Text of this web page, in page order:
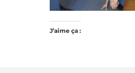
J’aime ça :